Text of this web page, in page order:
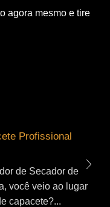
agora mesmo e tire
Profissional
de Secador de
você veio ao lugar
capacete?...